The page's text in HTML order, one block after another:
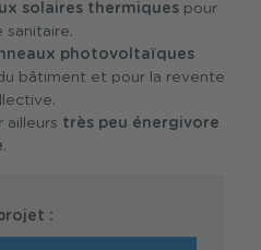
solaires thermiques pour
sanitaire.
photovoltaïques
bâtiment et pour la revente
ailleurs très peu énergivore
.
: